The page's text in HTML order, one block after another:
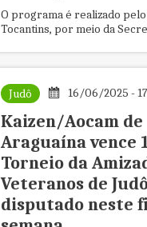
O programa é realizado
Tocantins, por meio da
Judô 16/06/2025 -
Kaizen/Aocam de
Araguaína vence
Torneio da
Veteranos de
disputado neste